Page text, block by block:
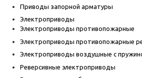
Приводы запорной арматуры
Электроприводы
Электроприводы противопожарные
Электроприводы противопожарные
Электроприводы воздушные с
Реверсивные электроприводы